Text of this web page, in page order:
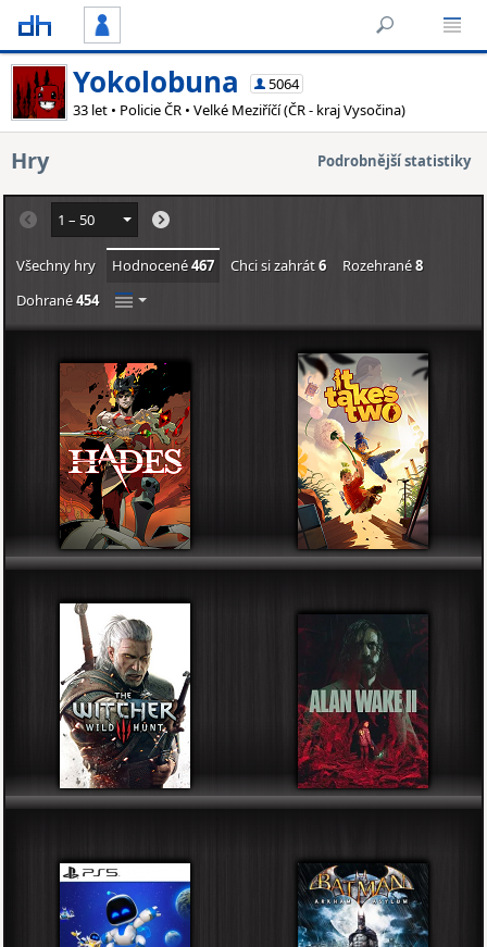
Yokolobuna
5064
33 let • Policie ČR • Velké Meziříčí (ČR - kraj Vysočina)
Hry Podrobnější statistiky
Všechny hry Hodnocené467 Chci si zahrát6 Rozehrané8
Dohrané454